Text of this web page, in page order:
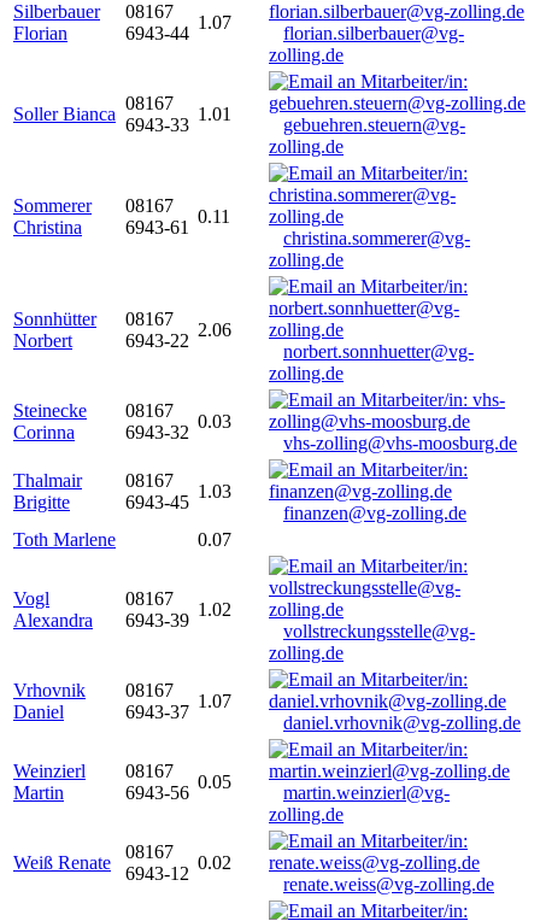
Silberbauer
Florian
08167
6943-44
1.07
florian.silberbauer@vg-
zolling.de
Soller Bianca
08167
6943-33
1.01
gebuehren.steuern@vg-
zolling.de
Sommerer
Christina
08167
6943-61
0.11
christina.sommerer@vg-
zolling.de
Sonnhütter
Norbert
08167
6943-22
2.06
norbert.sonnhuetter@vg-
zolling.de
Steinecke
Corinna
08167
6943-32
0.03
vhs-zolling@vhs-moosburg.de
Thalmair
Brigitte
08167
6943-45
1.03
finanzen@vg-zolling.de
Toth Marlene
0.07
Vogl
Alexandra
08167
6943-39
1.02
vollstreckungsstelle@vg-
zolling.de
Vrhovnik
Daniel
08167
6943-37
1.07
daniel.vrhovnik@vg-zolling.de
Weinzierl
Martin
08167
6943-56
0.05
martin.weinzierl@vg-
zolling.de
Weiß Renate
08167
6943-12
0.02
renate.weiss@vg-zolling.de